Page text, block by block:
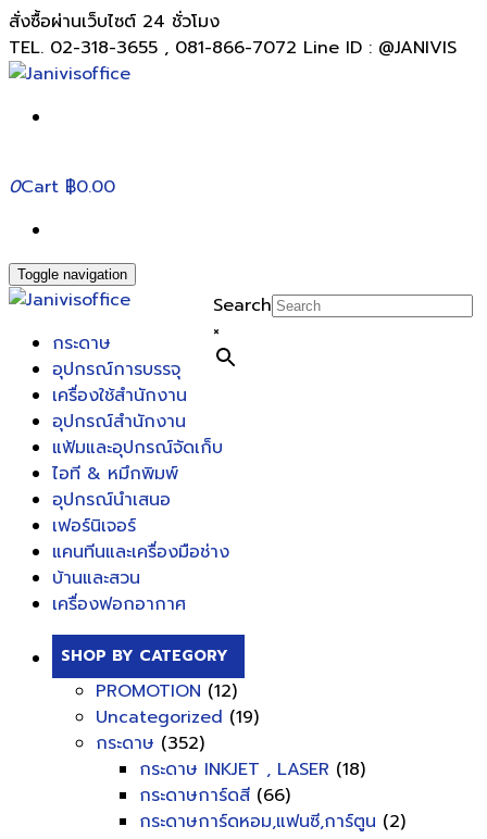
สั่งซื้อผ่านเว็บไซต์ 24 ชั่วโมง
TEL. 02-318-3655 , 081-866-7072 Line ID : @JANIVIS
0Cart ฿0.00
Toggle navigation
Search
×
กระดาษ
อุปกรณ์การบรรจุ
เครื่องใช้สำนักงาน
อุปกรณ์สำนักงาน
แฟ้มและอุปกรณ์จัดเก็บ
ไอที & หมึกพิมพ์
อุปกรณ์นำเสนอ
เฟอร์นิเจอร์
แคนทีนและเครื่องมือช่าง
บ้านและสวน
เครื่องฟอกอากาศ
SHOP BY CATEGORY
PROMOTION (12)
Uncategorized (19)
กระดาษ (352)
กระดาษ INKJET , LASER (18)
กระดาษการ์ดสี (66)
กระดาษการ์ดหอม,แฟนซี,การ์ตูน (2)